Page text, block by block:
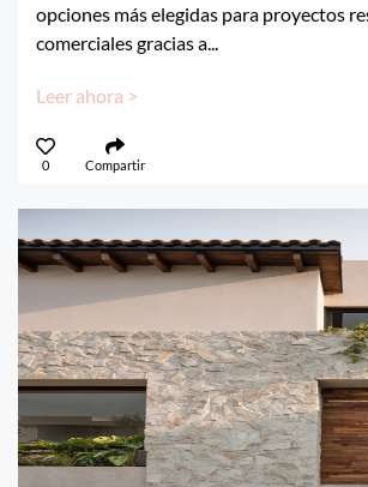
opciones más elegidas para proyectos
comerciales gracias a...
Leer ahora >
0 Compartir